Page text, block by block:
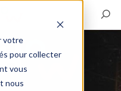
votre
pour collecter
vous
nous